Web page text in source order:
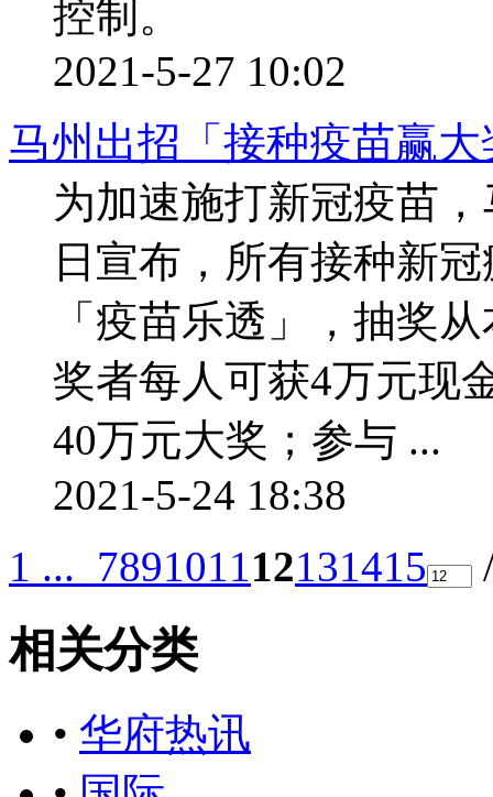
控制。
2021-5-27 10:02
马州出招「接种疫苗赢
为加速施打新冠疫苗
日宣布，所有接种新
「疫苗乐透」，抽奖
奖者每人可获4万元现
40万元大奖；参与 ...
2021-5-24 18:38
1 ... 789101112131415
相关分类
• 华府热讯